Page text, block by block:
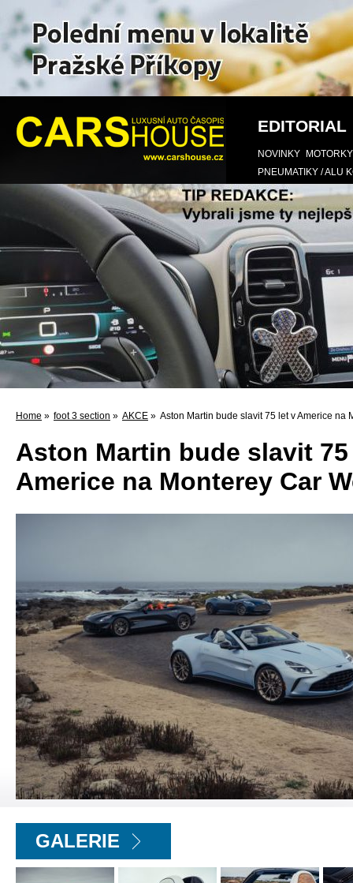
EDITORIAL
NOVINKY
MOTORKY
PNEUMATIKY / ALU
Home » foot 3 section » AKCE » Aston Martin bude slavit 75 let v Americe na
Aston Martin bude slavit
Americe na Monterey Car
GALERIE